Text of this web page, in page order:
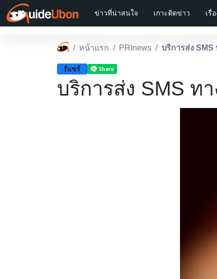
ข่าวที่น่าสนใจ เกาะติดข่าว เรื่
หน้าแรก PRInews บริการส่ง SMS
fแชร์
บริการส่ง SMS ท